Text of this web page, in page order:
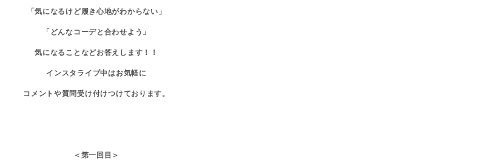
「気になるけど履き心地がわからない 」
「 どんなコーデと合わせよう 」
気になることなどお答えします！！
インスタライブ中はお気軽に
コメントや質問受け付けつけております。
＜第一回目＞